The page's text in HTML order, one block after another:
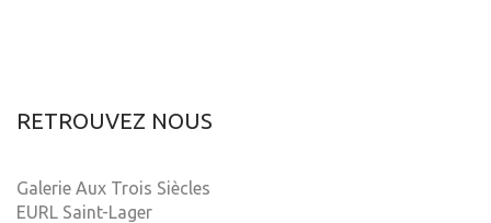
RETROUVEZ NOUS
Galerie Aux Trois Siècles
EURL Saint-Lager